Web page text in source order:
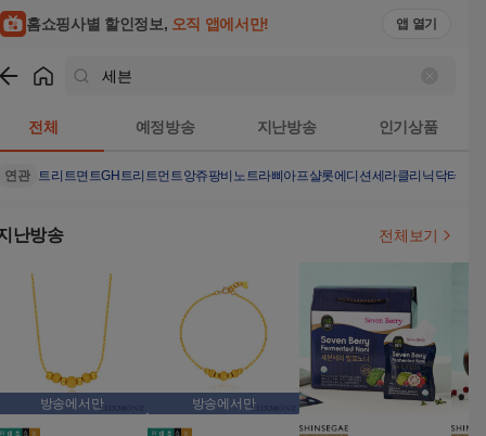
홈쇼핑사별 할인정보, 오직 앱에서만! 앱 열기
전체 예정방송 지난방송 인기상품
연관 트리트면트GH트리트먼트앙쥬팡비노트라삐아프샬롯에디션세라클리닉 닥터에
난방송 전체보기
방송에서만 방송에서만